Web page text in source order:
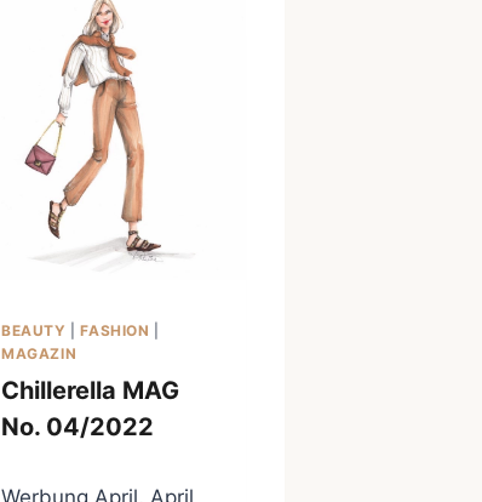
U
R
D
E
Z
W
I
E
S
-
I
Z
I
R
BEAUTY |FASHION
MAGAZIN
Chillerella MAG
No. 04/2022